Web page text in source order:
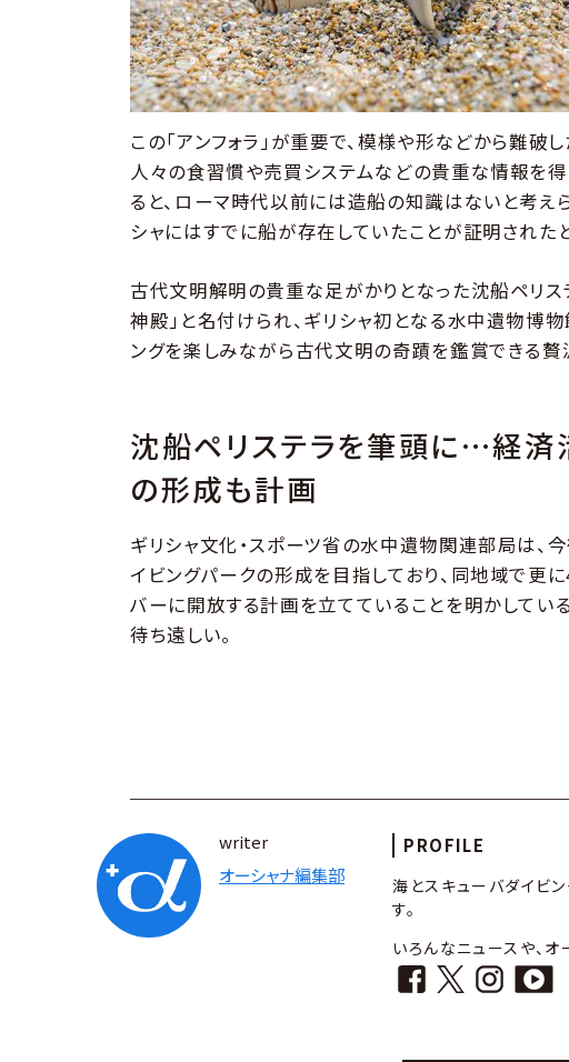
この「アンフォラ」が重要で、模様や形などから難
人々の食習慣や売買システムなどの貴重な情報を得
ると、ローマ時代以前には造船の知識はないと考え
シャにはすでに船が存在していたことが証明されたと
古代文明解明の貴重な足がかりとなった沈船ペリス
神殿」と名付けられ、ギリシャ初となる水中遺物博
ングを楽しみながら古代文明の奇蹟を鑑賞できる贅
沈船ペリステラを筆頭に…経済
の形成も計画
ギリシャ文化・スポーツ省の水中遺物関連部局は、
イビングパークの形成を目指しており、同地域で更
バーに開放する計画を立てていることを明かしてい
待ち遠しい。
writer
オーシャナ編集部
PROFILE
海とスキューバダイビ
す。
いろんなニュースや、オ